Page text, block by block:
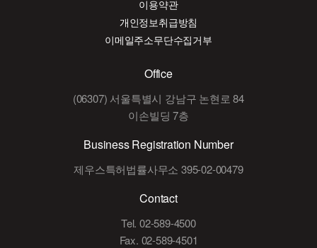
이용약관
개인정보취급방침
이메일주소무단수집거부
Office
(06307) 서울특별시 강남구 논현로 84
이손빌딩 7층
Business Registration Number
제우스특허법률사무소 395-02-00479
Contact
Tel. 02-589-4500
Fax. 02-589-4501